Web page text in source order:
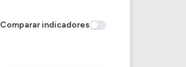
Comparar indicadores